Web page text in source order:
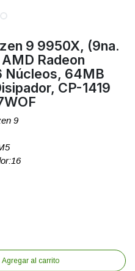
9 9950X, (9na.
Radeon
Núcleos, 64MB
CP-1419
9
Agregar al carrito